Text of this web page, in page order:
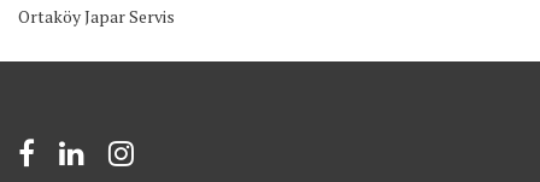
Ortaköy Japar Servis